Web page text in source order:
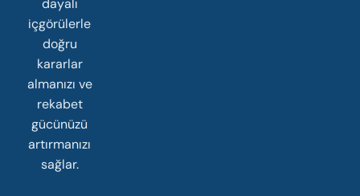
dayalı
içgörülerle
doğru
kararlar
almanızı ve
rekabet
gücünüzü
artırmanızı
sağlar.